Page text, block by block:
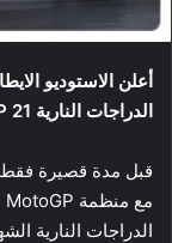
الدراجات النارية MotoGP 21 على جميع الأجهزة.